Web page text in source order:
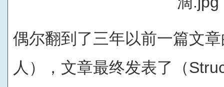
偶尔翻到了三年以前一篇文
人），文章最终发表了（